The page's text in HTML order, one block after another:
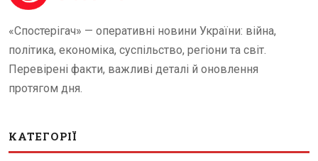
«Спостерігач» — оперативні новини України: війна,
політика, економіка, суспільство, регіони та світ.
Перевірені факти, важливі деталі й оновлення
протягом дня.
КАТЕГОРІЇ